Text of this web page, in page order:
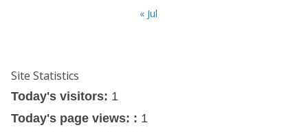
« Jul
Site Statistics
Today's visitors: 1
Today's page views: : 1